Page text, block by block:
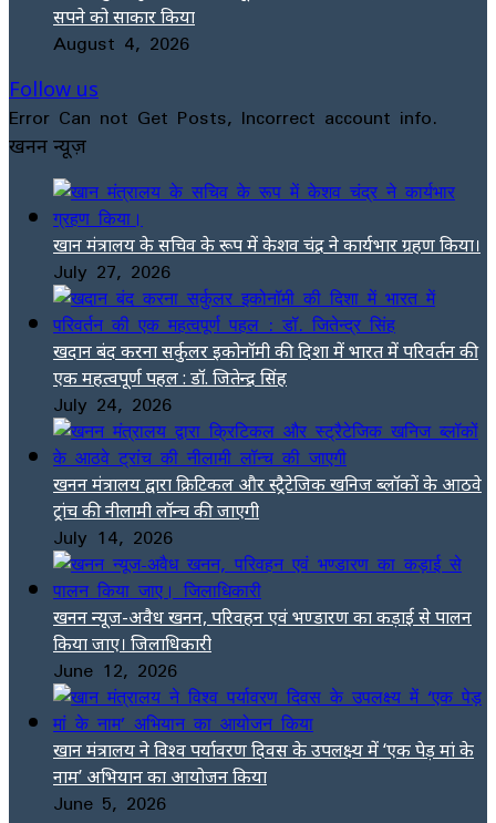
सपने को साकार किया
August 4, 2026
Follow us
Error Can not Get Posts, Incorrect account info.
खनन न्यूज़
खान मंत्रालय के सचिव के रूप में केशव चंद्र ने कार्यभार ग्रहण किया।
July 27, 2026
खदान बंद करना सर्कुलर इकोनॉमी की दिशा में भारत में परिवर्तन की
एक महत्वपूर्ण पहल : डॉ. जितेन्द्र सिंह
July 24, 2026
खनन मंत्रालय द्वारा क्रिटिकल और स्ट्रैटेजिक खनिज ब्लॉकों के आठवे
ट्रांच की नीलामी लॉन्च की जाएगी
July 14, 2026
खनन न्यूज-अवैध खनन, परिवहन एवं भण्डारण का कड़ाई से पालन
किया जाए। जिलाधिकारी
June 12, 2026
खान मंत्रालय ने विश्व पर्यावरण दिवस के उपलक्ष्य में ‘एक पेड़ मां के
नाम’ अभियान का आयोजन किया
June 5, 2026